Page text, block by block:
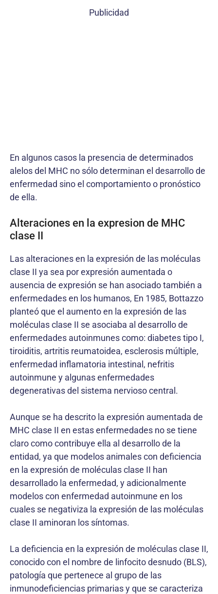
Publicidad
En algunos casos la presencia de determinados
alelos del MHC no sólo determinan el desarrollo de
enfermedad sino el comportamiento o pronóstico
de ella.
Alteraciones en la expresion de MHC
clase II
Las alteraciones en la expresión de las moléculas
clase II ya sea por expresión aumentada o
ausencia de expresión se han asociado también a
enfermedades en los humanos, En 1985, Bottazzo
planteó que el aumento en la expresión de las
moléculas clase II se asociaba al desarrollo de
enfermedades autoinmunes como: diabetes tipo I,
tiroiditis, artritis reumatoidea, esclerosis múltiple,
enfermedad inflamatoria intestinal, nefritis
autoinmune y algunas enfermedades
degenerativas del sistema nervioso central.
Aunque se ha descrito la expresión aumentada de
MHC clase II en estas enfermedades no se tiene
claro como contribuye ella al desarrollo de la
entidad, ya que modelos animales con deficiencia
en la expresión de moléculas clase II han
desarrollado la enfermedad, y adicionalmente
modelos con enfermedad autoinmune en los
cuales se negativiza la expresión de las moléculas
clase II aminoran los síntomas.
La deficiencia en la expresión de moléculas clase II,
conocido con el nombre de linfocito desnudo (BLS),
patología que pertenece al grupo de las
inmunodeficiencias primarias y que se caracteriza